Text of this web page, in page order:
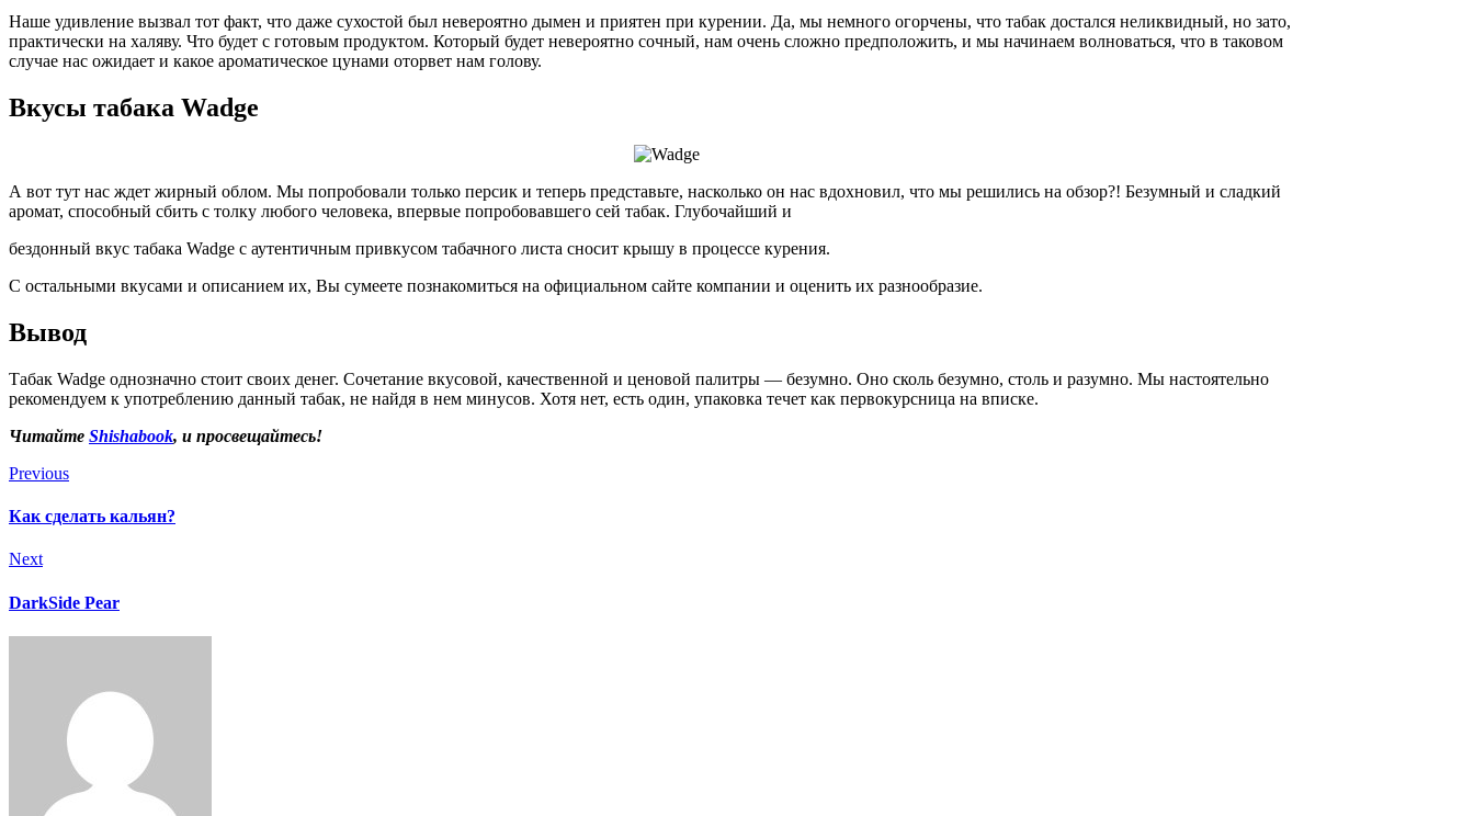
Наше удивление вызвал тот факт, что даже сухостой был невероятно дымен и приятен при курении. Да, мы немного огорчены, что табак достался неликвидный, но зато,
практически на халяву. Что будет с готовым продуктом. Который будет невероятно сочный, нам очень сложно предположить, и мы начинаем волноваться, что в таковом
случае нас ожидает и какое ароматическое цунами оторвет нам голову.
Вкусы табака Wadge
А вот тут нас ждет жирный облом. Мы попробовали только персик и теперь представьте, насколько он нас вдохновил, что мы решились на обзор?! Безумный и сладкий
аромат, способный сбить с толку любого человека, впервые попробовавшего сей табак. Глубочайший и
бездонный вкус табака Wadge с аутентичным привкусом табачного листа сносит крышу в процессе курения.
С остальными вкусами и описанием их, Вы сумеете познакомиться на официальном сайте компании и оценить их разнообразие.
Вывод
Табак Wadge однозначно стоит своих денег. Сочетание вкусовой, качественной и ценовой палитры — безумно. Оно сколь безумно, столь и разумно. Мы настоятельно
рекомендуем к употреблению данный табак, не найдя в нем минусов. Хотя нет, есть один, упаковка течет как первокурсница на вписке.
Читайте Shishabook, и просвещайтесь!
Previous
Как сделать кальян?
Next
DarkSide Pear